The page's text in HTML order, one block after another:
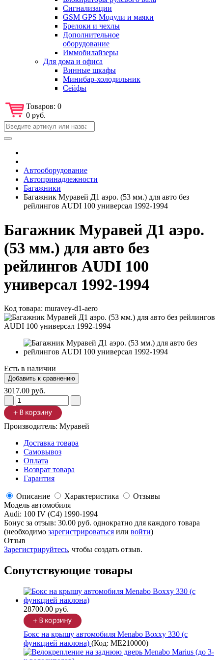
Сигнализации
GSM GPS Модули и маяки
Брелоки и чехлы
Дополнительное
оборудование
Иммобилайзеры
Для дома и офиса
Винные шкафы
Минибар-холодильник
Сейфы
Товаров: 0
0 руб.
Автооборудование
Автопринадлежности
Багажники
Багажник Муравей Д1 аэро. (53 мм.) для авто без
рейлингов AUDI 100 универсал 1992-1994
Багажник Муравей Д1 аэро.
(53 мм.) для авто без
рейлингов AUDI 100
универсал 1992-1994
Код товара: muravey-d1-aero
Есть в наличии
3017.00 руб.
Производитель: Муравей
Доставка товара
Самовывоз
Оплата
Возврат товара
Гарантия
Описание Характеристика
Отзывы
Модель автомобиля
Audi: 100 IV (C4) 1990-1994
Бонус за отзыв: 30.00 руб. однократно для каждого товара
(необходимо зарегистрироваться или войти)
Отзыв
Зарегистрируйтесь, чтобы создать отзыв.
Сопутствующие товары
28700.00 руб.
Бокс на крышу автомобиля Menabo Boxxy 330 (с
функцией наклона) (Код: ME210000)